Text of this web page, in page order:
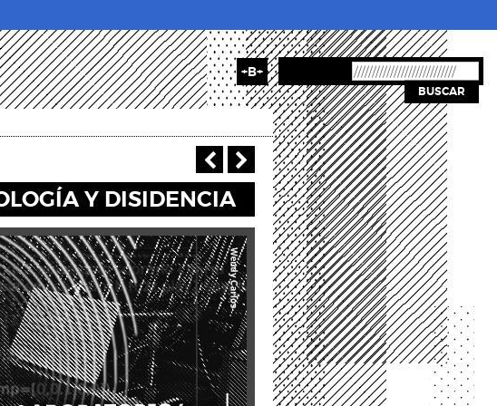
BUSCAR
+B+
‹ Previous
Next ›
Y DISIDENCIA